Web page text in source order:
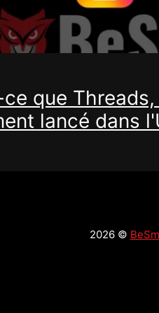
que
lancé dans
2026 ©